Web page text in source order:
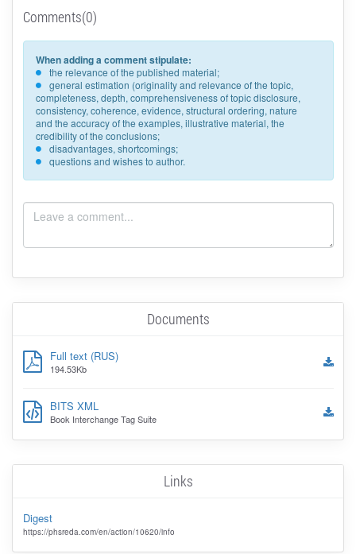
Comments(0)
When adding a comment stipulate:
the relevance of the published material;
general estimation (originality and relevance of the topic,
completeness, depth, comprehensiveness of topic disclosure,
consistency, coherence, evidence, structural ordering, nature
and the accuracy of the examples, illustrative material, the
credibility of the conclusions;
disadvantages, shortcomings;
questions and wishes to author.
Documents
Full text (RUS)
194.53Kb
BITS XML
Book Interchange Tag Suite
Links
Digest
https://phsreda.com/en/action/10620/info